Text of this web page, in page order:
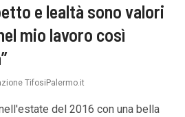
e lealtà sono valori
mio lavoro così
TifosiPalermo.it
del 2016 con una bella